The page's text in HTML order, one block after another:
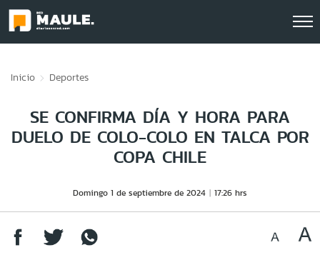
Inicio Deportes
SE CONFIRMA DÍA Y HORA PARA
DUELO DE COLO-COLO EN TALCA POR
COPA CHILE
Domingo 1 de septiembre de 2024 17:26 hrs